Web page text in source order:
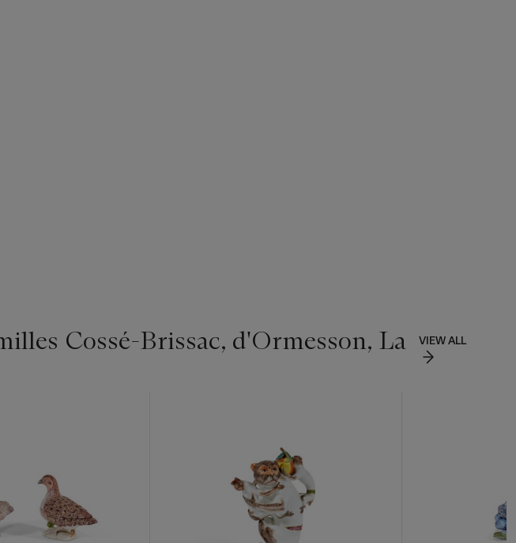
Cossé-Brissac, d'Ormesson, La
VIEW ALL